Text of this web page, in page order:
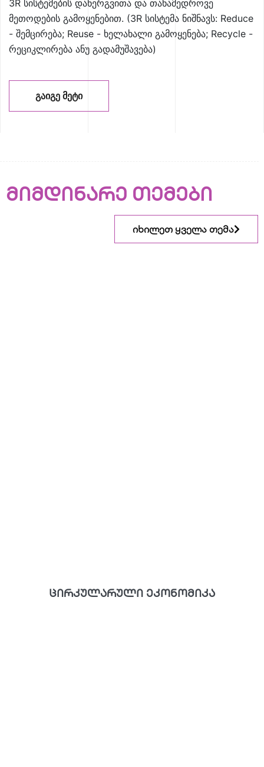
3R სისტემების დანერგვითა და თანამედროვე
მეთოდების გამოყენებით. (3R სისტემა ნიშნავს: Reduce
- შემცირება; Reuse - ხელახალი გამოყენება; Recycle -
რეციკლირება ანუ გადამუშავება)
ᲒᲐᲘᲒᲔ ᲛᲔᲢᲘ
მიმდინარე თემები
იხილეთ ყველა თემა
ცირკულარული ეკონომიკა